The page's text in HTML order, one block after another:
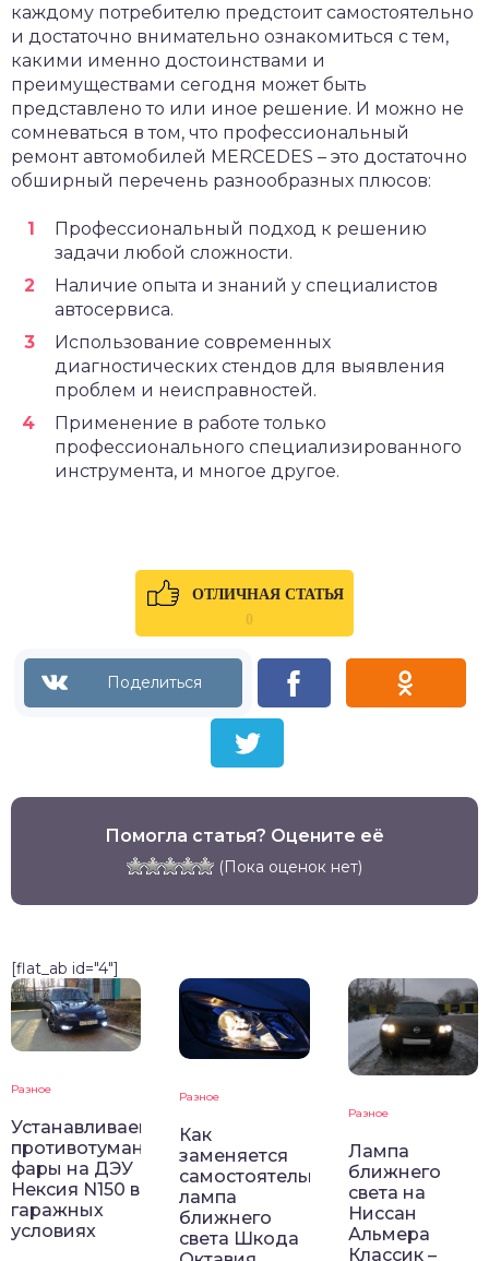
каждому потребителю предстоит самостоятельно
и достаточно внимательно ознакомиться с тем,
какими именно достоинствами и
преимуществами сегодня может быть
представлено то или иное решение. И можно не
сомневаться в том, что профессиональный
ремонт автомобилей MERCEDES – это достаточно
обширный перечень разнообразных плюсов:
Профессиональный подход к решению
задачи любой сложности.
Наличие опыта и знаний у специалистов
автосервиса.
Использование современных
диагностических стендов для выявления
проблем и неисправностей.
Применение в работе только
профессионального специализированного
инструмента, и многое другое.
ОТЛИЧНАЯ СТАТЬЯ
0
Помогла статья? Оцените её
(Пока оценок нет)
[flat_ab id="4"]
Разное
Устанавливаем
противотуманные
фары на ДЭУ
Нексия N150 в
гаражных
условиях
Разное
Как
заменяется
самостоятельно
лампа
ближнего
света Шкода
Разное
Лампа
ближнего
света на
Ниссан
Альмера
Классик –